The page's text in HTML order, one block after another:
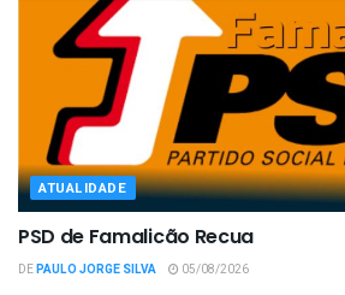
ATUALIDADE
PSD de Famalicão Recua
DEPAULO JORGE SILVA 05/08/2026